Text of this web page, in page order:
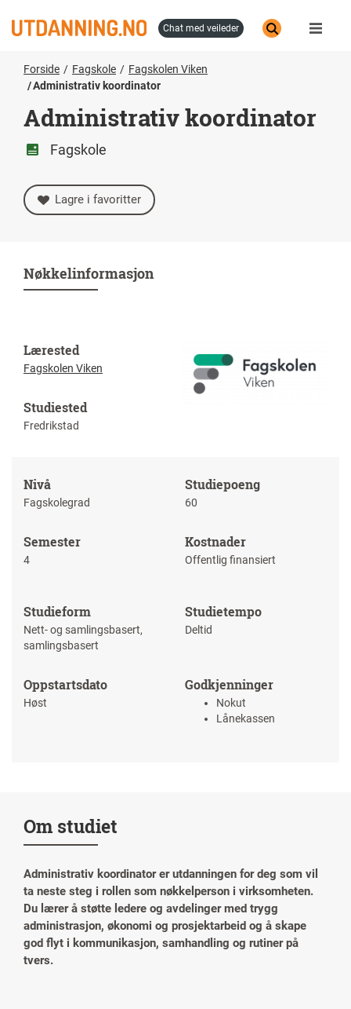
til
chat med veileder
Forside Fagskole
Fagskolen Viken
Administrativ koordinator
Administrativ koordinator
Fagskole
Lagre i favoritter
Nøkkelinformasjon
Lærested
Fagskolen Viken
Studiested
Fredrikstad
Nivå
Fagskolegrad
Studiepoeng
60
Semester
4
Kostnader
Offentlig finansiert
Studieform
Nett- og samlingsbasert,
samlingsbasert
Studietempo
Deltid
Oppstartsdato
Høst
Godkjenninger
Nokut
Lånekassen
Om studiet
Administrativ koordinator er utdanningen for deg som vil
ta neste steg i rollen som nøkkelperson i virksomheten.
Du lærer å støtte ledere og avdelinger med trygg
administrasjon, økonomi og prosjektarbeid og å skape
god flyt i kommunikasjon, samhandling og rutiner på
tvers.